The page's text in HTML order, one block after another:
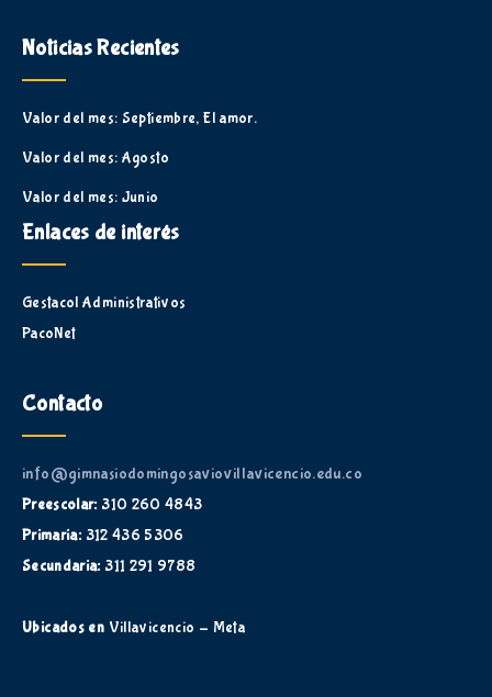
Noticias Recientes
Valor del mes: Septiembre, El amor.
Valor del mes: Agosto
Valor del mes: Junio
Enlaces de interés
Gestacol Administrativos
PacoNet
Contacto
info@gimnasiodomingosaviovillavicencio.edu.co
Preescolar: 310 260 4843
Primaria: 312 436 5306
Secundaria: 311 291 9788
Ubicados en Villavicencio - Meta